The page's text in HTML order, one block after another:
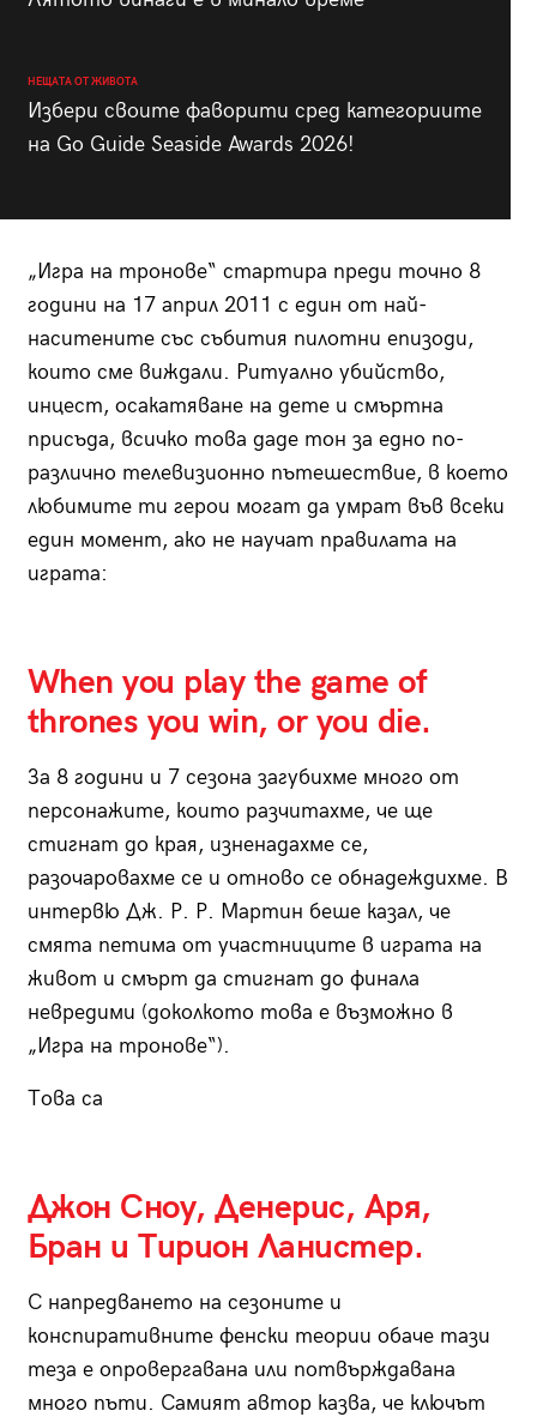
НЕЩАТА ОТ ЖИВОТА
Избери своите фаворити сред категориите
на Go Guide Seaside Awards 2026!
„Игра на тронове“ стартира преди точно 8
години на 17 април 2011 с един от най-
наситените със събития пилотни епизоди,
които сме виждали. Ритуално убийство,
инцест, осакатяване на дете и смъртна
присъда, всичко това даде тон за едно по-
различно телевизионно пътешествие, в което
любимите ти герои могат да умрат във всеки
един момент, ако не научат правилата на
играта:
When you play the game of
thrones you win, or you die.
За 8 години и 7 сезона загубихме много от
персонажите, които разчитахме, че ще
стигнат до края, изненадахме се,
разочаровахме се и отново се обнадеждихме. В
интервю Дж. Р. Р. Мартин беше казал, че
смята петима от участниците в играта на
живот и смърт да стигнат до финала
невредими (доколкото това е възможно в
„Игра на тронове“).
Това са
Джон Сноу, Денерис, Аря,
Бран и Тирион Ланистер.
С напредването на сезоните и
конспиративните фенски теории обаче тази
теза е опровергавана или потвърждавана
много пъти. Самият автор казва, че ключът